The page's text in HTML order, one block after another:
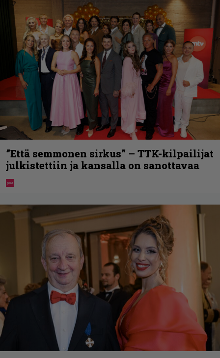
”Että semmonen sirkus” – TTK-kilpailijat
julkistettiin ja kansalla on sanottavaa